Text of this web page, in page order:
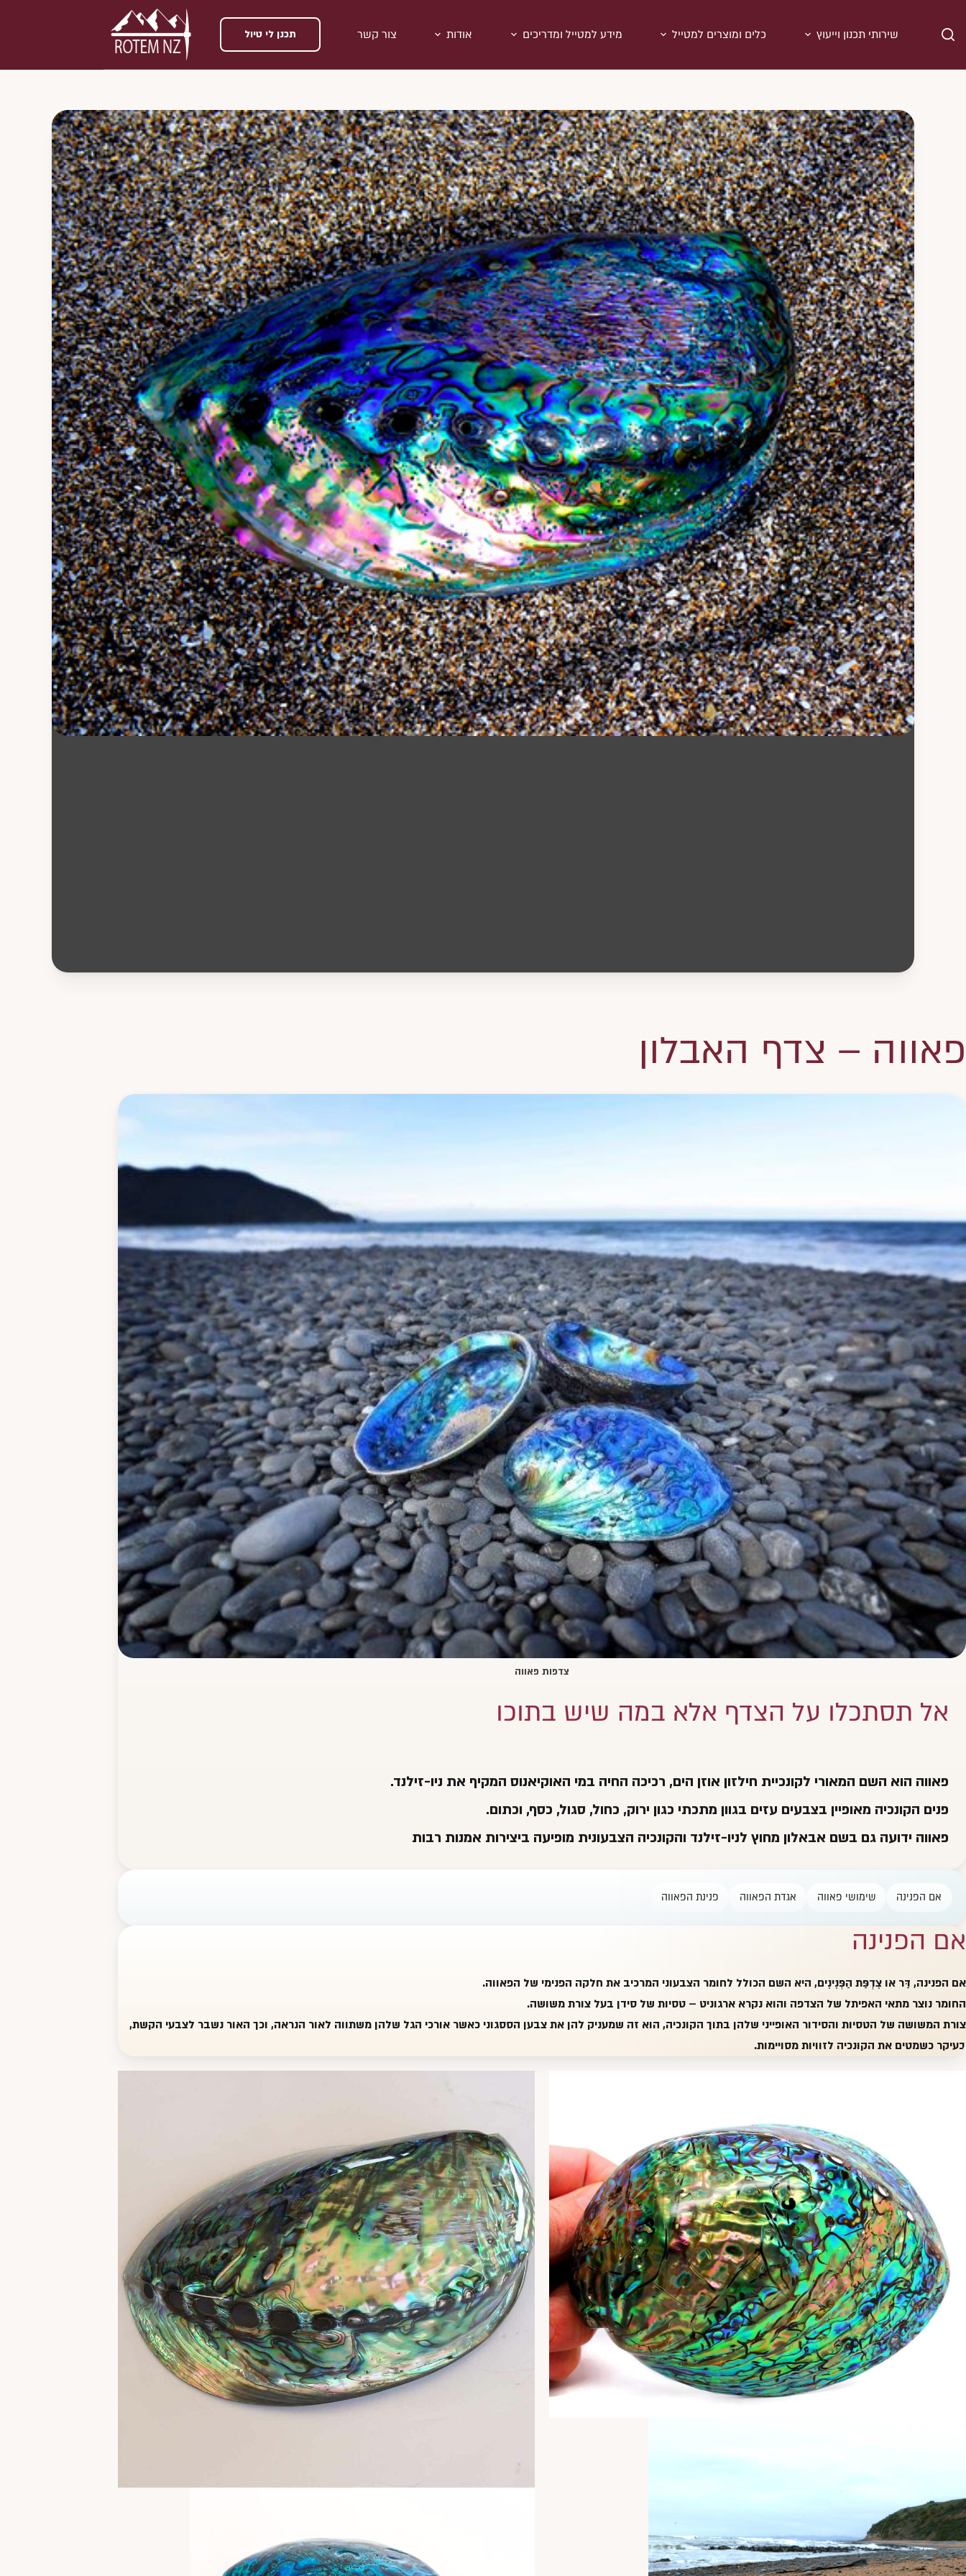
שירותי תכנון וייעוץ כלים ומוצרים למטייל מידע למטייל ומדריכים אודות צור קשר תכנן לי טיול
פאווה – צדף האבלון
צדפות פאווה
אל תסתכלו על הצדף אלא במה שיש בתוכו
פאווה הוא השם המאורי לקונכיית חילזון אוזן הים, רכיכה החיה במי האוקיאנוס המקיף את ניו-זילנד.
פנים הקונכיה מאופיין בצבעים עזים בגוון מתכתי כגון ירוק, כחול, סגול, כסף, וכתום.
פאווה ידועה גם בשם אבאלון מחוץ לניו-זילנד והקונכיה הצבעונית מופיעה ביצירות אמנות רבות
אם הפנינה שימושי פאווה אגדת הפאווה פנינת הפאווה
אם הפנינה
אם הפנינה, דַּר או צִדְפַּת הַפְּנִינִים, היא השם הכולל לחומר הצבעוני המרכיב את חלקה הפנימי של הפאווה.
החומר נוצר מתאי האפיתל של הצדפה והוא נקרא ארגוניט – טסיות של סידן בעל צורת משושה.
צורת המשושה של הטסיות והסידור האופייני שלהן בתוך הקונכיה, הוא זה שמעניק להן את צבען הססגוני כאשר אורכי הגל שלהן משתווה לאור הנראה, וכך האור נשבר לצבעי הקשת,
בעיקר כשמטים את הקונכיה לזוויות מסויימות.